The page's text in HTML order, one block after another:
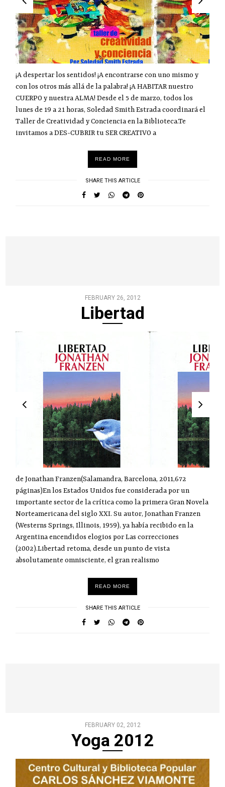
¡A despertar los sentidos! ¡A encontrarse con uno mismo y
con los otros más allá de la palabra! ¡A HABITAR nuestro
CUERPO y nuestra ALMA! Desde el 5 de marzo, todos los
lunes de 19 a 21 horas, Soledad Smith Estrada coordinará el
Taller de Creatividad y Conciencia en la Biblioteca.Te
invitamos a DES-CUBRIR tu SER CREATIVO a
READ MORE
SHARE THIS ARTICLE
FEBRUARY 26, 2012
Libertad
de Jonathan Franzen(Salamandra, Barcelona, 2011,672
páginas)En los Estados Unidos fue considerada por un
importante sector de la crítica como la primera Gran Novela
Norteamericana del siglo XXI. Su autor, Jonathan Franzen
(Westerns Springs, Illinois, 1959), ya había recibido en la
Argentina encendidos elogios por Las correcciones
(2002).Libertad retoma, desde un punto de vista
absolutamente omnisciente, el gran realismo
READ MORE
SHARE THIS ARTICLE
FEBRUARY 02, 2012
Yoga 2012